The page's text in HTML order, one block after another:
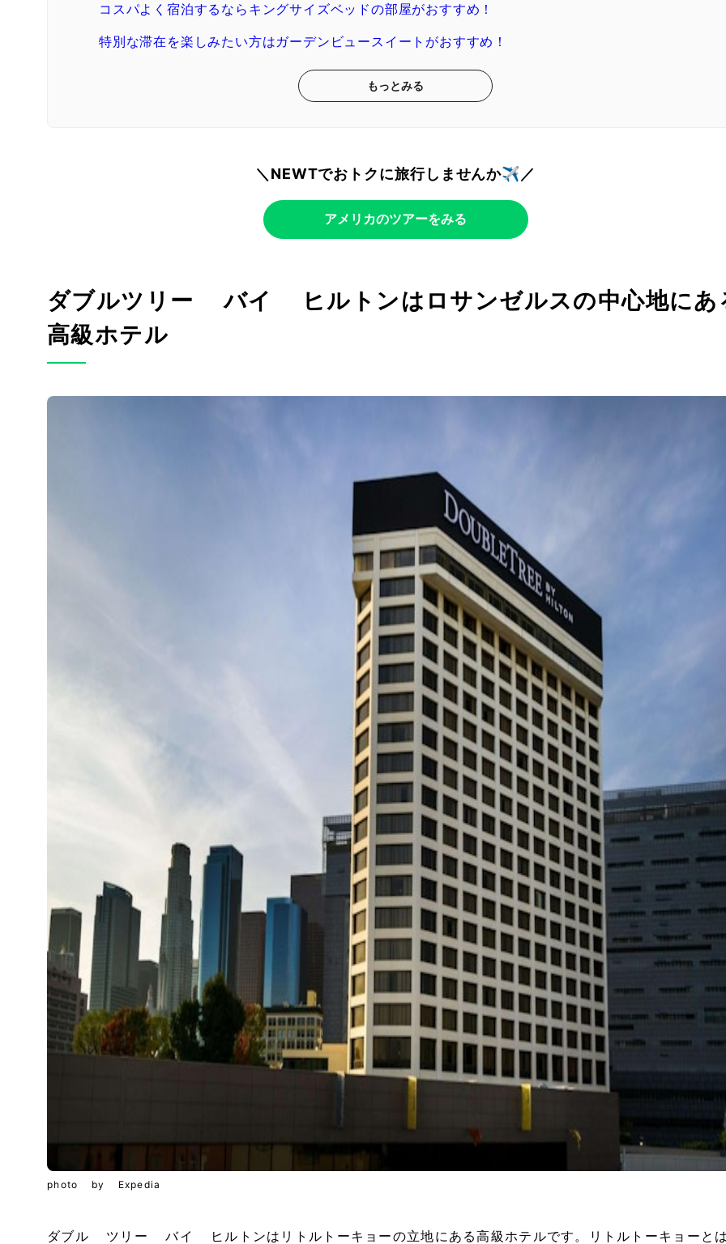
コスパよく宿泊するならキングサイズベッドの部屋がおすすめ！
特別な滞在を楽しみたい方はガーデンビュースイートがおすすめ！
もっとみる
＼NEWTでおトクに旅行しませんか✈️／
アメリカのツアーをみる
ダブルツリー バイ ヒルトンはロサンゼルスの中心地にあ
高級ホテル
photo by Expedia
ダブル ツリー バイ ヒルトンはリトルトーキョーの立地にある高級ホテルです。リトルトーキョーと